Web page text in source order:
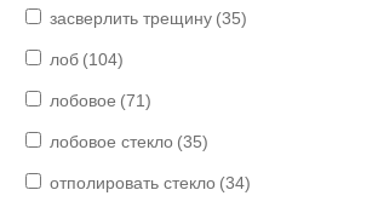
засверлить трещину (35)
лоб (104)
лобовое (71)
лобовое стекло (35)
отполировать стекло (34)